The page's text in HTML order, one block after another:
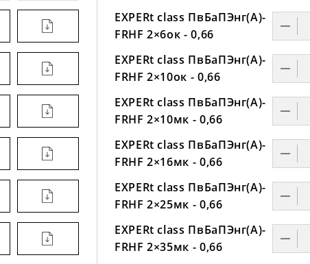
EXPERt class ПвБаПЭнг(А)-
FRHF 2×6ок - 0,66
EXPERt class ПвБаПЭнг(А)-
FRHF 2×10ок - 0,66
EXPERt class ПвБаПЭнг(А)-
FRHF 2×10мк - 0,66
EXPERt class ПвБаПЭнг(А)-
FRHF 2×16мк - 0,66
EXPERt class ПвБаПЭнг(А)-
FRHF 2×25мк - 0,66
EXPERt class ПвБаПЭнг(А)-
FRHF 2×35мк - 0,66